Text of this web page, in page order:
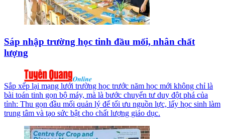
Sáp nhập trường học tinh đầu mối, nhân chất
lượng
Sắp xếp lại mạng lưới trường học trước năm học mới không chỉ là
bài toán tinh gọn bộ máy, mà là bước chuyển tư duy đột phá của
tỉnh: Thu gọn đầu mối quản lý để tối ưu nguồn lực, lấy học sinh làm
trung tâm và tạo sức bật cho chất lượng giáo dục.